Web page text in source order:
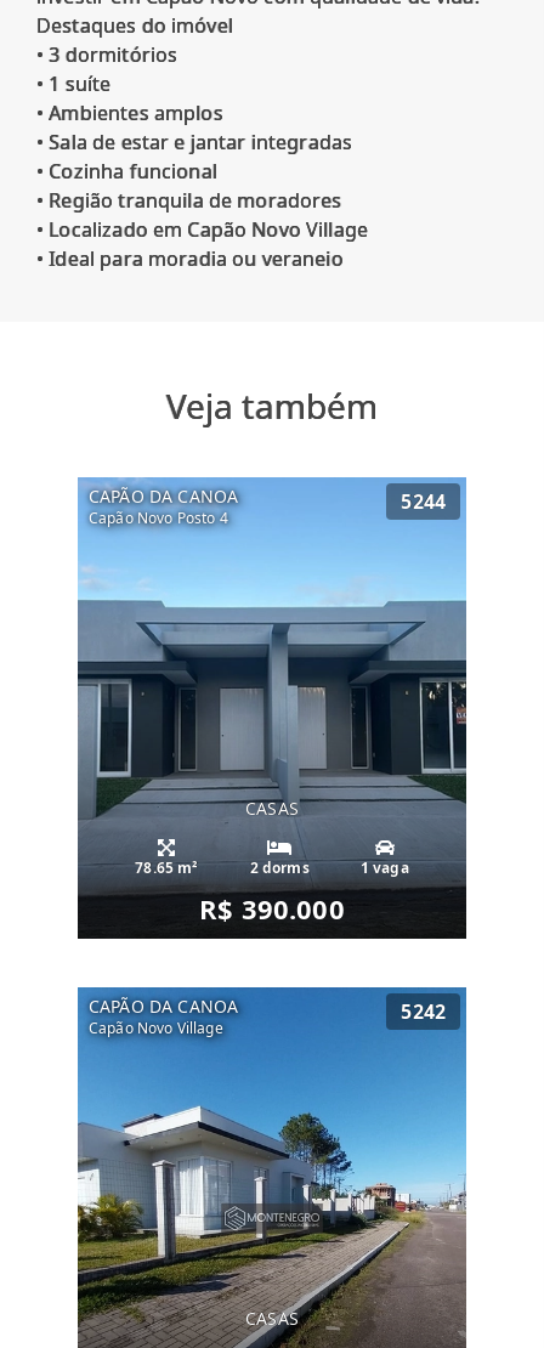
Destaques do imóvel
• 3 dormitórios
• 1 suíte
• Ambientes amplos
• Sala de estar e jantar integradas
• Cozinha funcional
• Região tranquila de moradores
• Localizado em Capão Novo Village
Veja também
CAPÃO DA CANOA
Capão Novo Posto 4
5244
CASAS
78.65 m² 2 dorms 1 vaga
R$ 390.000
CAPÃO DA CANOA
Capão Novo Village
5242
CASAS